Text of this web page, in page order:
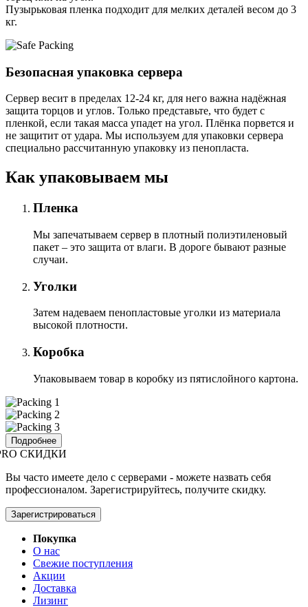
Пузырьковая пленка подходит для мелких деталей весом до 3
кг.
Безопасная упаковка сервера
Сервер весит в пределах 12-24 кг, для него важна надёжная
защита торцов и углов. Только представьте, что будет с
пленкой, если такая масса упадет на угол. Плёнка порвется и
не защитит от удара. Мы используем для упаковки сервера
специально расcчитанную упаковку из пенопласта.
Как упаковываем мы
Пленка
Мы запечатываем сервер в плотный полиэтиленовый
пакет – это защита от влаги. В дороге бывают разные
случаи.
Уголки
Затем надеваем пенопластовые уголки из материала
высокой плотности.
Коробка
Упаковываем товар в коробку из пятислойного картона.
Подробнее
СКИДКИ
Вы часто имеете дело с серверами - можете назвать себя
профессионалом. Зарегистрируйтесь, получите скидку.
Зарегистрироваться
Покупка
О нас
Свежие поступления
Акции
Доставка
Лизинг